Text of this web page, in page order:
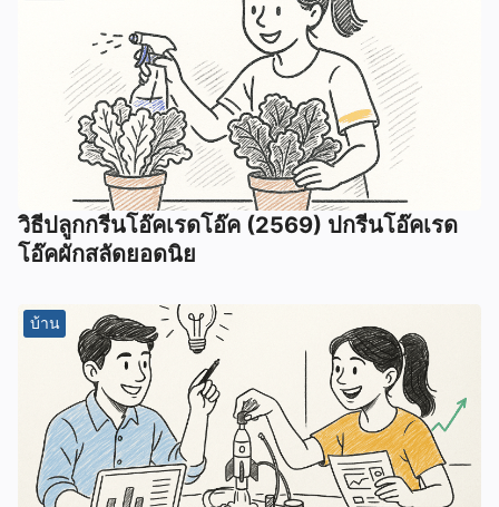
วิธีปลูกกรีนโอ๊คเรดโอ๊ค (2569) ปกรีนโอ๊คเรด
โอ๊คผักสลัดยอดนิย
บ้าน